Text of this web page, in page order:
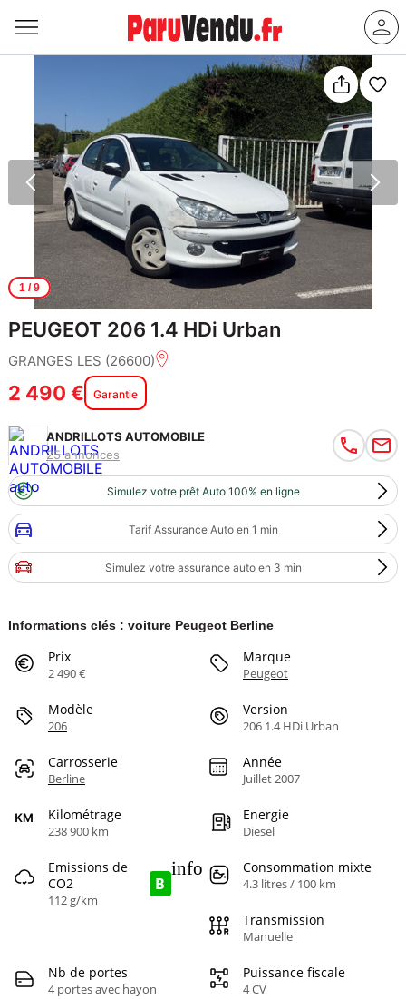
1/ 9
PEUGEOT 206 1.4 HDi Urban
GRANGES LES (26600)
2 490 € Garantie
ANDRILLOTS AUTOMOBILE
25 annonces
Simulez votre prêt Auto 100% en ligne
Tarif Assurance Auto en 1 min
Simulez votre assurance auto en 3 min
Informations clés : voiture Peugeot Berline
Prix
2 490 €
Marque
Peugeot
Modèle
206
Version
206 1.4 HDi Urban
Carrosserie
Berline
Année
Juillet 2007
Kilométrage
238 900 km
Energie
Diesel
Emissions de
CO2
112 g/km
B
info Consommation mixte
4.3 litres / 100 km
Transmission
Manuelle
Nb de portes
4 portes avec hayon
Puissance fiscale
4 CV